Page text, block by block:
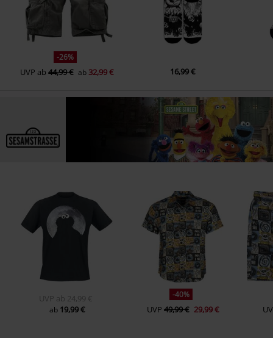
-26%
UVP ab44,99 € ab32,99 € 16,99 €
UVP ab 24,99 €
ab 19,99 €
-40%
UVP 49,99 € 29,99 €